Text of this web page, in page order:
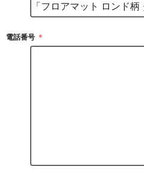
電話番号 ＊